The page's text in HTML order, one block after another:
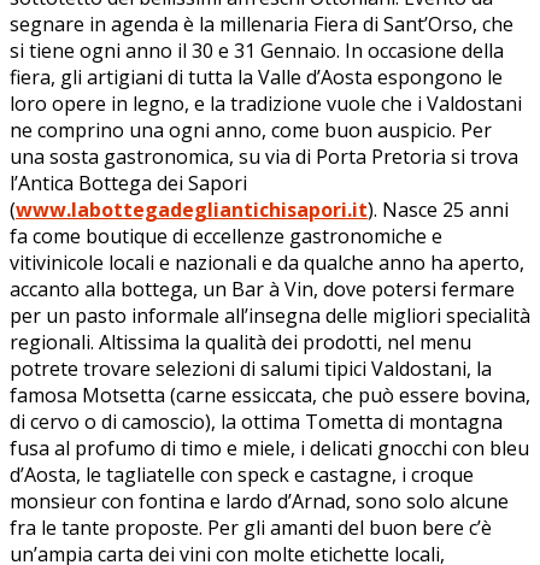
segnare in agenda è la millenaria Fiera di Sant’Orso, che
si tiene ogni anno il 30 e 31 Gennaio. In occasione della
fiera, gli artigiani di tutta la Valle d’Aosta espongono le
loro opere in legno, e la tradizione vuole che i Valdostani
ne comprino una ogni anno, come buon auspicio. Per
una sosta gastronomica, su via di Porta Pretoria si trova
l’Antica Bottega dei Sapori
(www.labottegadegliantichisapori.it). Nasce 25 anni
fa come boutique di eccellenze gastronomiche e
vitivinicole locali e nazionali e da qualche anno ha aperto,
accanto alla bottega, un Bar à Vin, dove potersi fermare
per un pasto informale all’insegna delle migliori specialità
regionali. Altissima la qualità dei prodotti, nel menu
potrete trovare selezioni di salumi tipici Valdostani, la
famosa Motsetta (carne essiccata, che può essere bovina,
di cervo o di camoscio), la ottima Tometta di montagna
fusa al profumo di timo e miele, i delicati gnocchi con bleu
d’Aosta, le tagliatelle con speck e castagne, i croque
monsieur con fontina e lardo d’Arnad, sono solo alcune
fra le tante proposte. Per gli amanti del buon bere c’è
un’ampia carta dei vini con molte etichette locali,